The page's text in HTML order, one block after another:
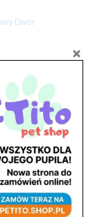
Dwór
i
swojego pupila
Zoologiczny
| ZooNemo